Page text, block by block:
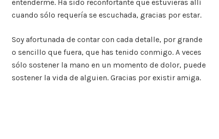
entenderme. Ha sido reconfortante que estuvieras allí
cuando sólo requería se escuchada, gracias por estar.
Soy afortunada de contar con cada detalle, por grande
o sencillo que fuera, que has tenido conmigo. A veces
sólo sostener la mano en un momento de dolor, puede
sostener la vida de alguien. Gracias por existir amiga.